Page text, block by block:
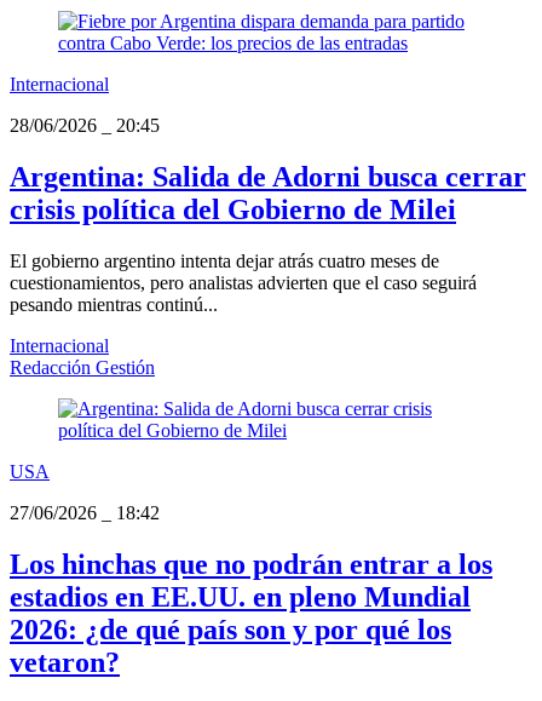
Internacional
28/06/2026
20:45
Argentina: Salida de Adorni busca cerrar
crisis política del Gobierno de Milei
El gobierno argentino intenta dejar atrás cuatro meses de
cuestionamientos, pero analistas advierten que el caso seguirá
pesando mientras continú...
Internacional
Redacción Gestión
USA
27/06/2026
18:42
Los hinchas que no podrán entrar a los
estadios en EE.UU. en pleno Mundial
2026: ¿de qué país son y por qué los
vetaron?